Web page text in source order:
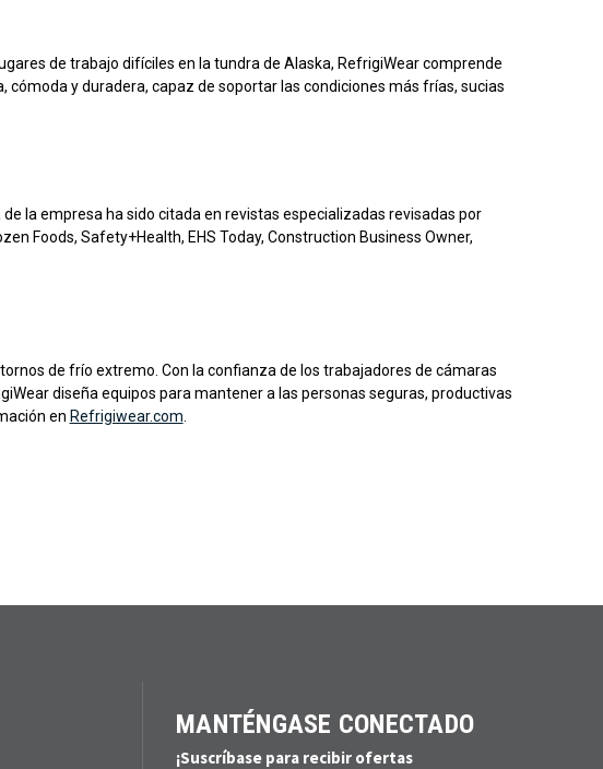
de trabajo difíciles en la tundra de Alaska, RefrigiWear comprende
y duradera, capaz de soportar las condiciones más frías, sucias
la empresa ha sido citada en revistas especializadas revisadas por
Foods, Safety+Health, EHS Today, Construction Business Owner,
de frío extremo. Con la confianza de los trabajadores de cámaras
diseña equipos para mantener a las personas seguras, productivas
en Refrigiwear.com.
MANTÉNGASE CONECTADO
¡Suscríbase para recibir ofertas